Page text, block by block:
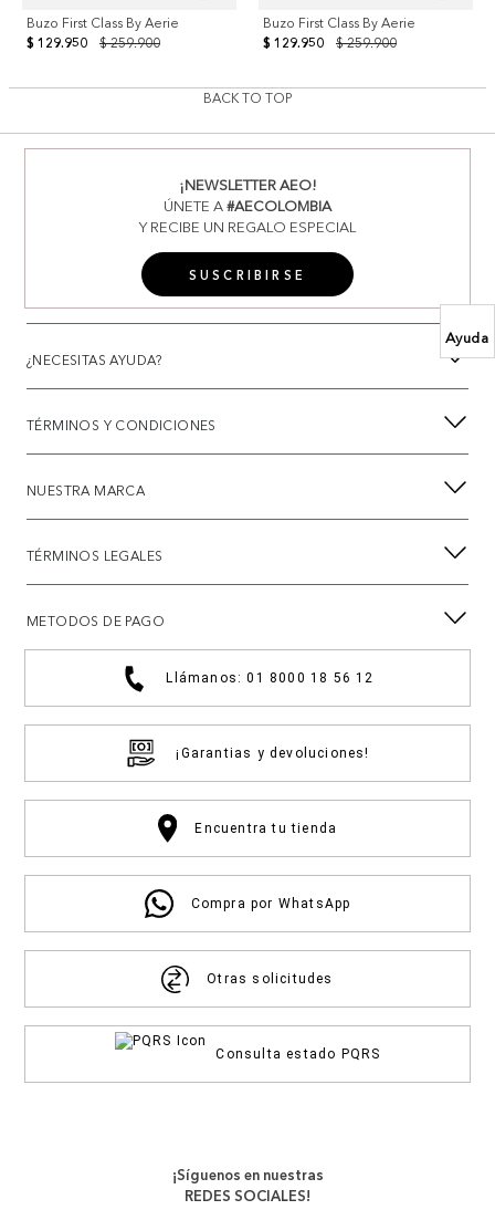
Ayuda
Buzo First Class By Aerie
$ 259.900
$ 129.950
Buzo First Class By Aerie
$ 259.900
$ 129.950
BACK TO TOP
¡NEWSLETTER AEO!
ÚNETE A#AECOLOMBIA
Y RECIBE UN REGALO ESPECIAL
SUSCRIBIRSE
¿NECESITAS AYUDA?
TÉRMINOS Y CONDICIONES
NUESTRA MARCA
TÉRMINOS LEGALES
METODOS DE PAGO
Llámanos: 01 8000 18 56 12
¡Garantias y devoluciones!
Encuentra tu tienda
Compra por WhatsApp
Otras solicitudes
Consulta estado PQRS
¡Síguenos en nuestras
REDES SOCIALES!